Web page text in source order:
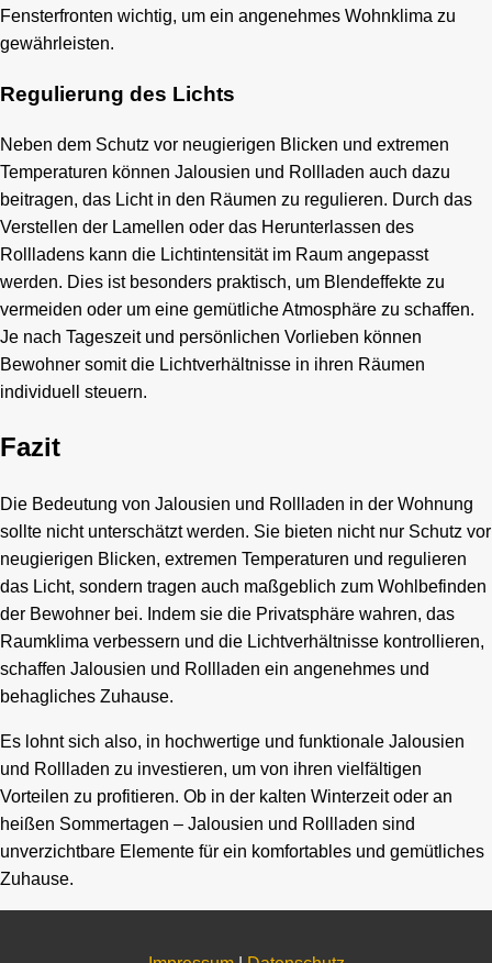
Fensterfronten wichtig, um ein angenehmes Wohnklima zu
gewährleisten.
Regulierung des Lichts
Neben dem Schutz vor neugierigen Blicken und extremen
Temperaturen können Jalousien und Rollladen auch dazu
beitragen, das Licht in den Räumen zu regulieren. Durch das
Verstellen der Lamellen oder das Herunterlassen des
Rollladens kann die Lichtintensität im Raum angepasst
werden. Dies ist besonders praktisch, um Blendeffekte zu
vermeiden oder um eine gemütliche Atmosphäre zu schaffen.
Je nach Tageszeit und persönlichen Vorlieben können
Bewohner somit die Lichtverhältnisse in ihren Räumen
individuell steuern.
Fazit
Die Bedeutung von Jalousien und Rollladen in der Wohnung
sollte nicht unterschätzt werden. Sie bieten nicht nur Schutz vor
neugierigen Blicken, extremen Temperaturen und regulieren
das Licht, sondern tragen auch maßgeblich zum Wohlbefinden
der Bewohner bei. Indem sie die Privatsphäre wahren, das
Raumklima verbessern und die Lichtverhältnisse kontrollieren,
schaffen Jalousien und Rollladen ein angenehmes und
behagliches Zuhause.
Es lohnt sich also, in hochwertige und funktionale Jalousien
und Rollladen zu investieren, um von ihren vielfältigen
Vorteilen zu profitieren. Ob in der kalten Winterzeit oder an
heißen Sommertagen – Jalousien und Rollladen sind
unverzichtbare Elemente für ein komfortables und gemütliches
Zuhause.